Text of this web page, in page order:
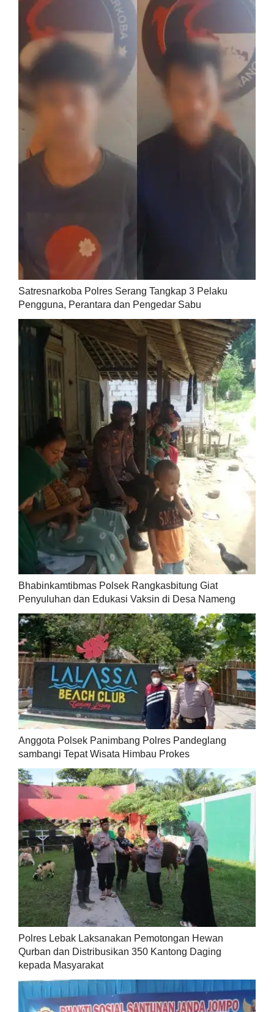
Satresnarkoba Polres Serang Tangkap 3 Pelaku
Pengguna, Perantara dan Pengedar Sabu
Bhabinkamtibmas Polsek Rangkasbitung Giat
Penyuluhan dan Edukasi Vaksin di Desa Nameng
Anggota Polsek Panimbang Polres Pandeglang
sambangi Tepat Wisata Himbau Prokes
Polres Lebak Laksanakan Pemotongan Hewan
Qurban dan Distribusikan 350 Kantong Daging
kepada Masyarakat